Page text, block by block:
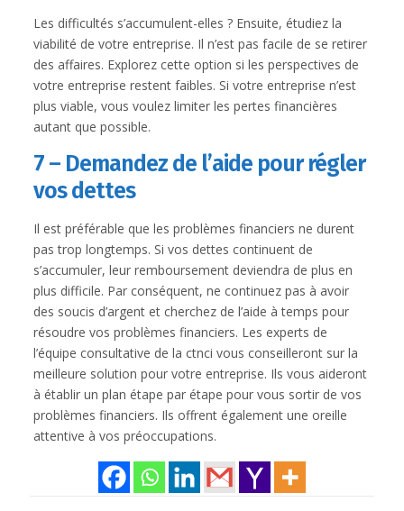
Les difficultés s’accumulent-elles ? Ensuite, étudiez la
viabilité de votre entreprise. Il n’est pas facile de se retirer
des affaires. Explorez cette option si les perspectives de
votre entreprise restent faibles. Si votre entreprise n’est
plus viable, vous voulez limiter les pertes financières
autant que possible.
7 – Demandez de l’aide pour régler
vos dettes
Il est préférable que les problèmes financiers ne durent
pas trop longtemps. Si vos dettes continuent de
s’accumuler, leur remboursement deviendra de plus en
plus difficile. Par conséquent, ne continuez pas à avoir
des soucis d’argent et cherchez de l’aide à temps pour
résoudre vos problèmes financiers. Les experts de
l’équipe consultative de la ctnci vous conseilleront sur la
meilleure solution pour votre entreprise. Ils vous aideront
à établir un plan étape par étape pour vous sortir de vos
problèmes financiers. Ils offrent également une oreille
attentive à vos préoccupations.